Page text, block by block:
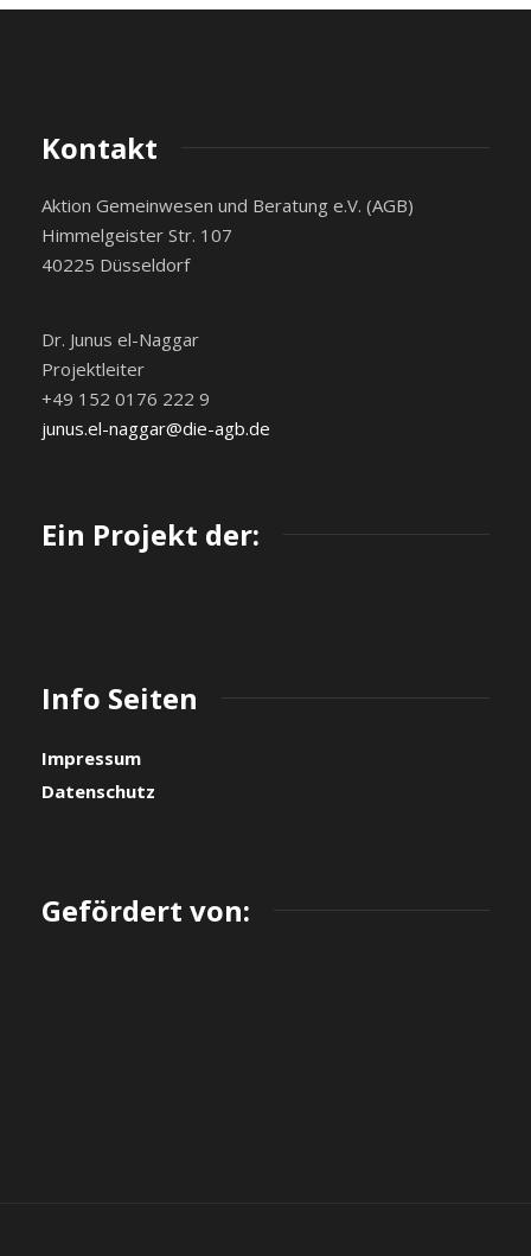
Kontakt
Aktion Gemeinwesen und Beratung e.V. (AGB)
Himmelgeister Str. 107
40225 Düsseldorf
Dr. Junus el-Naggar
Projektleiter
+49 152 0176 222 9
junus.el-naggar@die-agb.de
Ein Projekt der:
Info Seiten
Impressum
Datenschutz
Gefördert von: